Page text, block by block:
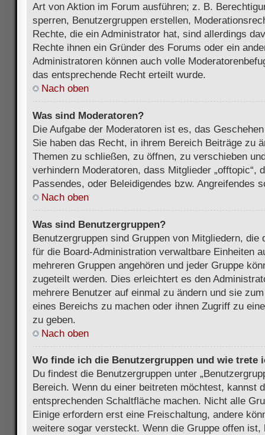
Art von Aktion im Forum ausführen; z. B.
sperren, Benutzergruppen erstellen,
Rechte, die ein Administrator hat, sind allerdings
Rechte ihnen ein Gründer des Forums oder ein
Administratoren können auch volle
das entsprechende Recht erteilt wurde.
Nach oben
Was sind Moderatoren?
Die Aufgabe der Moderatoren ist es, das
Sie haben das Recht, in ihrem Bereich Beiträge zu
Themen zu schließen, zu öffnen, zu verschieben
verhindern Moderatoren, dass Mitglieder „offtopic“,
Passendes, oder Beleidigendes bzw. Angreifendes
Nach oben
Was sind Benutzergruppen?
Benutzergruppen sind Gruppen von Mitgliedern, die
für die Board-Administration verwaltbare Einheiten
mehreren Gruppen angehören und jeder Gruppe
zugeteilt werden. Dies erleichtert es den
mehrere Benutzer auf einmal zu ändern und sie
eines Bereichs zu machen oder ihnen Zugriff zu
zu geben.
Nach oben
Wo finde ich die Benutzergruppen und wie trete
Du findest die Benutzergruppen unter
Bereich. Wenn du einer beitreten möchtest, kannst
entsprechenden Schaltfläche machen. Nicht alle
Einige erfordern erst eine Freischaltung, andere
weitere sogar versteckt. Wenn die Gruppe offen